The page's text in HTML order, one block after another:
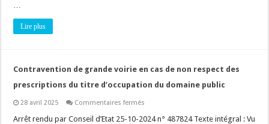
…
Lire plus
Contravention de grande voirie en cas de non respect des
prescriptions du titre d’occupation du domaine public
28 avril 2025 Commentaires fermés
de
Arrêt rendu par Conseil d’Etat 25-10-2024 n° 487824 Texte intégral : Vu